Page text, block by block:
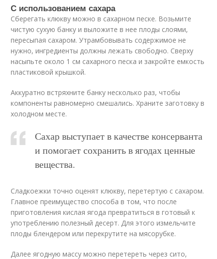
С использованием сахара
Сберегать клюкву можно в сахарном песке. Возьмите
чистую сухую банку и выложите в нее плоды слоями,
пересыпая сахаром. Утрамбовывать содержимое не
нужно, ингредиенты должны лежать свободно. Сверху
насыпьте около 1 см сахарного песка и закройте емкость
пластиковой крышкой.
Аккуратно встряхните банку несколько раз, чтобы
компоненты равномерно смешались. Храните заготовку в
холодном месте.
Сахар выступает в качестве консерванта
и помогает сохранить в ягодах ценные
вещества.
Сладкоежки точно оценят клюкву, перетертую с сахаром.
Главное преимущество способа в том, что после
приготовления кислая ягода превратиться в готовый к
употреблению полезный десерт. Для этого измельчите
плоды блендером или перекрутите на мясорубке.
Далее ягодную массу можно перетереть через сито,